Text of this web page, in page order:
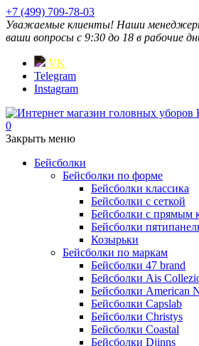
+7 (499) 709-78-03
Уважаемые клиенты! Наши
ваши вопросы с 9:30 до 18 в рабочие
VK
Telegram
Instagram
0
Закрыть меню
Бейсболки
Бейсболки по форме
Бейсболки классика
Бейсболки с сеткой
Бейсболки с прямым
Бейсболки
Козырьки
Бейсболки по маркам
Бейсболки 47 brand
Бейсболки Ais
Бейсболки American
Бейсболки Capslab
Бейсболки Christys
Бейсболки Coastal
Бейсболки Djinns